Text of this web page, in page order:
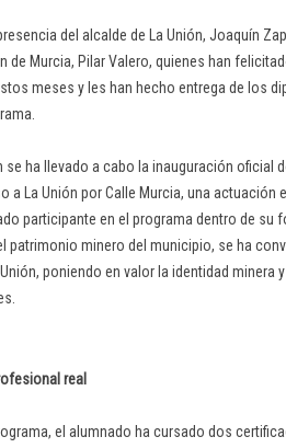
del alcalde de La Unión, Joaquín
de Murcia, Pilar Valero, quienes han
meses y les han hecho entrega de los
se ha llevado a cabo la inauguración oficial
a La Unión por Calle Murcia, una actuación
participante en el programa dentro de su
patrimonio minero del municipio, se ha
poniendo en valor la identidad minera
real
el alumnado ha cursado dos